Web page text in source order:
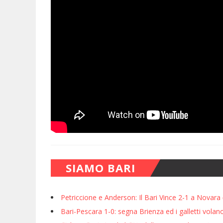
SIAMO BARI
Petriccione e Anderson: Il Bari Vince 2-1 a
Bari-Pescara 1-0: segna Brienza ed i galletti